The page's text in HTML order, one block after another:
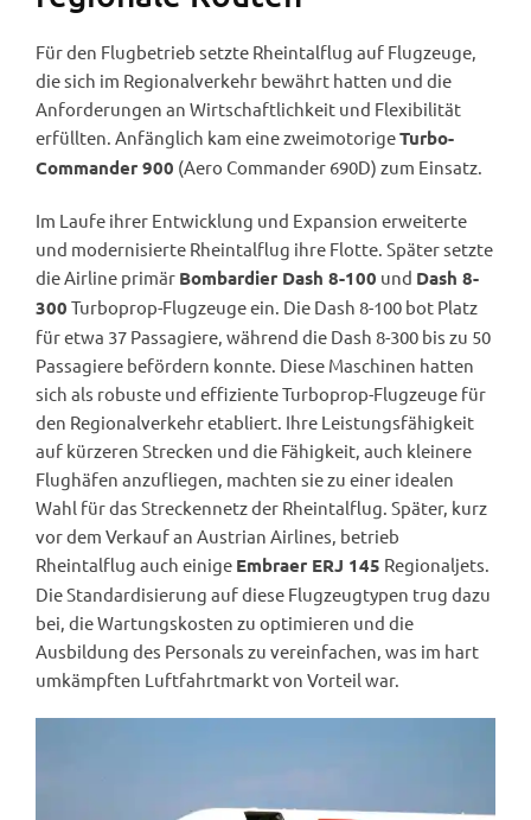
Für den Flugbetrieb setzte Rheintalflug auf Flugzeuge,
die sich im Regionalverkehr bewährt hatten und die
Anforderungen an Wirtschaftlichkeit und Flexibilität
erfüllten. Anfänglich kam eine zweimotorigeTurbo-
Commander 900 (Aero Commander 690D) zum Einsatz.
Im Laufe ihrer Entwicklung und Expansion erweiterte
und modernisierte Rheintalflug ihre Flotte. Später setzte
die Airline primär Bombardier Dash 8-100 und Dash 8-
300 Turboprop-Flugzeuge ein. Die Dash 8-100 bot Platz
für etwa 37 Passagiere, während die Dash 8-300 bis zu 50
Passagiere befördern konnte. Diese Maschinen hatten
sich als robuste und effiziente Turboprop-Flugzeuge für
den Regionalverkehr etabliert. Ihre Leistungsfähigkeit
auf kürzeren Strecken und die Fähigkeit, auch kleinere
Flughäfen anzufliegen, machten sie zu einer idealen
Wahl für das Streckennetz der Rheintalflug. Später, kurz
vor dem Verkauf an Austrian Airlines, betrieb
Rheintalflug auch einige Embraer ERJ 145 Regionaljets.
Die Standardisierung auf diese Flugzeugtypen trug dazu
bei, die Wartungskosten zu optimieren und die
Ausbildung des Personals zu vereinfachen, was im hart
umkämpften Luftfahrtmarkt von Vorteil war.